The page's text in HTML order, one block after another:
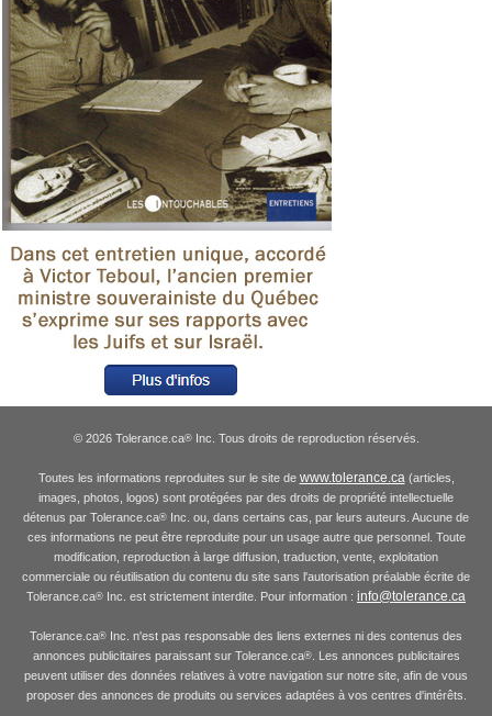
© 2026 Tolerance.ca®Inc. Tous droits de reproduction réservés.
Toutes les informations reproduites sur le site de www.tolerance.ca(articles,
images, photos, logos) sont protégées par des droits de propriété intellectuelle
détenus par Tolerance.ca® Inc. ou, dans certains cas, par leurs auteurs. Aucune de
ces informations ne peut être reproduite pour un usage autre que personnel. Toute
modification, reproduction à large diffusion, traduction, vente, exploitation
commerciale ou réutilisation du contenu du site sans l'autorisation préalable écrite de
Tolerance.ca® Inc. est strictement interdite. Pour information : info@tolerance.ca
Tolerance.ca® Inc. n'est pas responsable des liens externes ni des contenus des
annonces publicitaires paraissant sur Tolerance.ca®. Les annonces publicitaires
peuvent utiliser des données relatives à votre navigation sur notre site, afin de vous
proposer des annonces de produits ou services adaptées à vos centres d'intérêts.